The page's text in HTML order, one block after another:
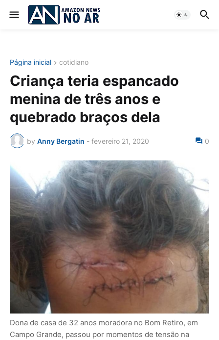
Página inicial cotidiano
Criança teria espancado
menina de três anos e
quebrado braços dela
by Anny Bergatin - fevereiro 21, 2020 0
Dona de casa de 32 anos moradora no Bom Retiro, em
Campo Grande, passou por momentos de tensão na